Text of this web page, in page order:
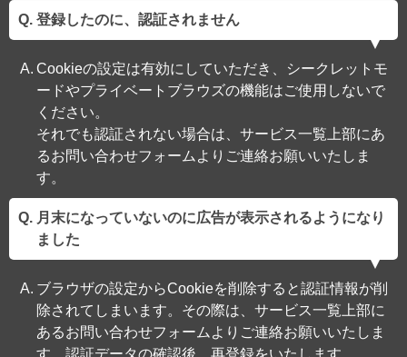
登録したのに、認証されません
Cookieの設定は有効にしていただき、シークレットモ
ードやプライベートブラウズの機能はご使用しないで
ください。
それでも認証されない場合は、サービス一覧上部にあ
るお問い合わせフォームよりご連絡お願いいたしま
す。
月末になっていないのに広告が表示されるようになり
ました
ブラウザの設定からCookieを削除すると認証情報が削
除されてしまいます。その際は、サービス一覧上部に
あるお問い合わせフォームよりご連絡お願いいたしま